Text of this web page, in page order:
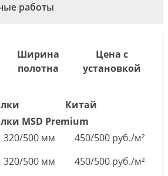
работы
Ширина
полотна
Цена с
установкой
Китай
MSD Premium
320/500 мм
450/500 руб./м²
320/500 мм
450/500 руб./м²